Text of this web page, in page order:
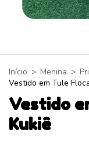
Início > Menina >
Vestido em Tule
Vestido
Kukiê